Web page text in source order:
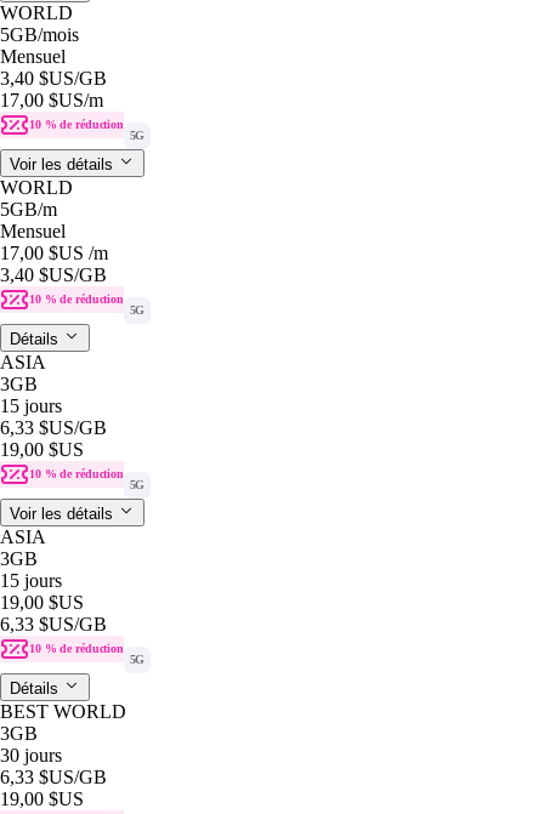
WORLD
5GB/mois
Mensuel
3,40 $US/GB
17,00 $US/m
10 % de réduction
5G
Voir les détails
WORLD
5GB/m
Mensuel
17,00 $US /m
3,40 $US/GB
10 % de réduction
5G
Détails
ASIA
3GB
15 jours
6,33 $US/GB
19,00 $US
10 % de réduction
5G
Voir les détails
ASIA
3GB
15 jours
19,00 $US
6,33 $US/GB
10 % de réduction
5G
Détails
BEST WORLD
3GB
30 jours
6,33 $US/GB
19,00 $US